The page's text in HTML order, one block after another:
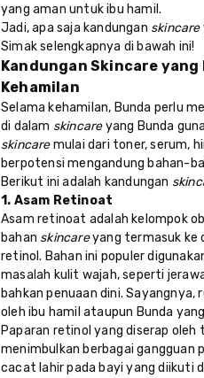
yang aman untuk ibu hamil.
Jadi, apa saja kandungan skincare
Simak selengkapnya di bawah ini!
Kandungan Skincare
Kehamilan
Selama kehamilan, Bunda perlu
di dalam skincareyang Bunda
skincaremulai dari toner, serum,
berpotensi mengandung bahan-
Berikut ini adalah kandungan
1. Asam Retinoat
Asam retinoat adalah kelompok
bahan skincareyang termasuk ke
retinol. Bahan ini populer
masalah kulit wajah, seperti
bahkan penuaan dini.
oleh ibu hamil ataupun Bunda
Paparan retinol yang diserap oleh
menimbulkan berbagai gangguan
cacat lahir pada bayi yang diikuti